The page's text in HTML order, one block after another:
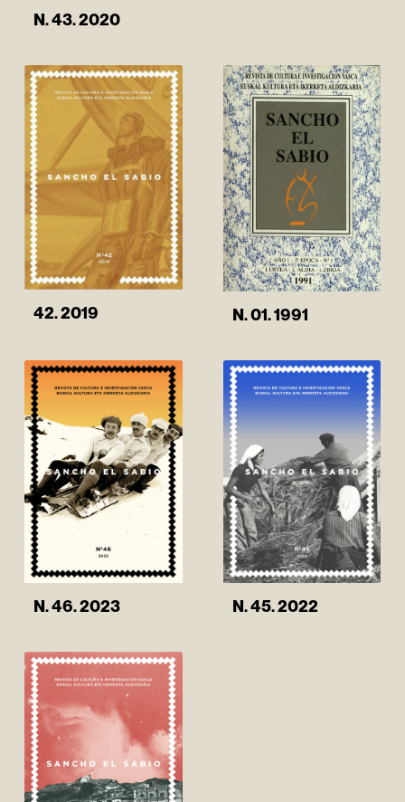
N. 43. 2020
42. 2019 N. 01. 1991
N. 46. 2023 N. 45. 2022